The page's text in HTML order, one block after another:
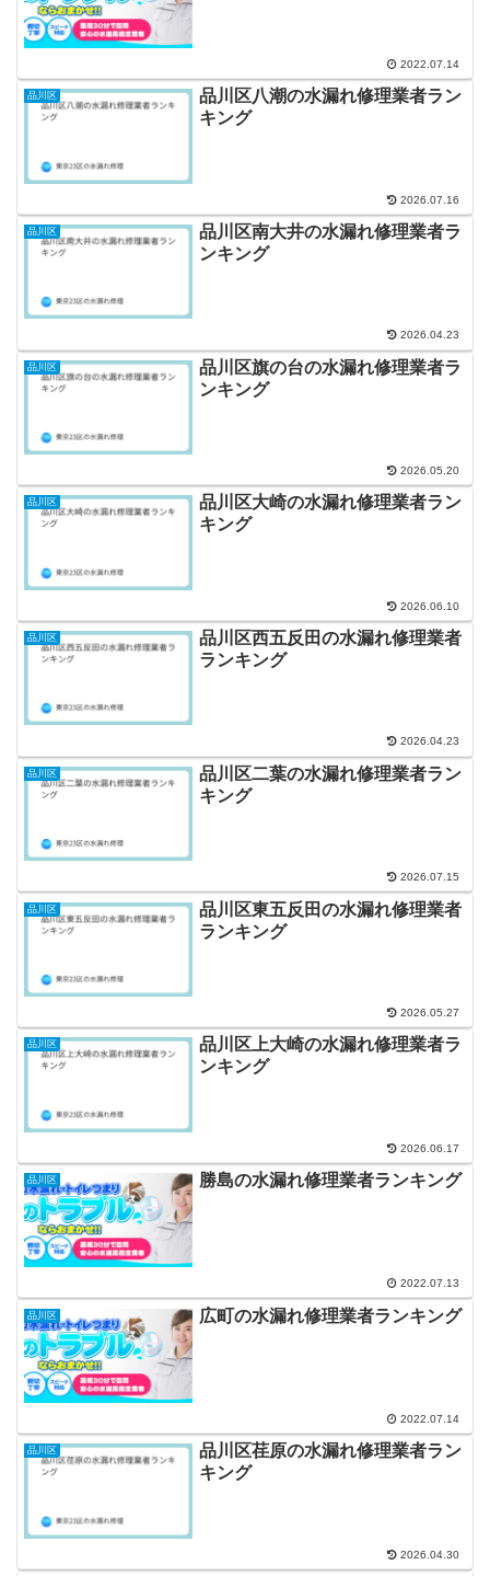
2022.07.14
品川区
品川区八潮の水漏れ修理業者ラン
キング
2026.07.16
品川区
品川区南大井の水漏れ修理業者ラ
ンキング
2026.04.23
品川区
品川区旗の台の水漏れ修理業者ラ
ンキング
2026.05.20
品川区
品川区大崎の水漏れ修理業者ラン
キング
2026.06.10
品川区
品川区西五反田の水漏れ修理業者
ランキング
2026.04.23
品川区
品川区二葉の水漏れ修理業者ラン
キング
2026.07.15
品川区
品川区東五反田の水漏れ修理業者
ランキング
2026.05.27
品川区
品川区上大崎の水漏れ修理業者ラ
ンキング
2026.06.17
品川区 勝島の水漏れ修理業者ランキング
2022.07.13
品川区 広町の水漏れ修理業者ランキング
2022.07.14
品川区
品川区荏原の水漏れ修理業者ラン
キング
2026.04.30